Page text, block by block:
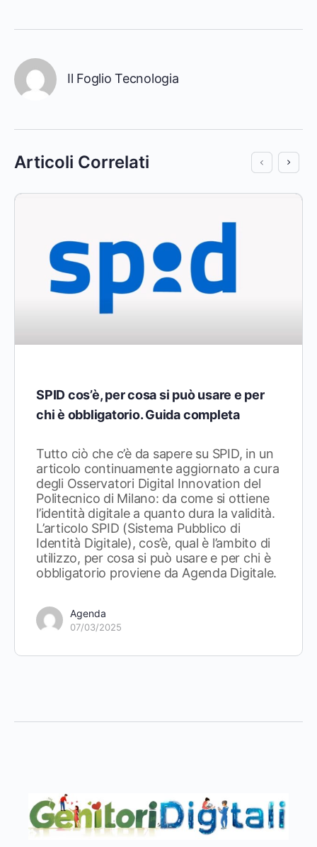
Il Foglio Tecnologia
Articoli Correlati
SPID cos’è, per cosa si può usare e per
chi è obbligatorio. Guida completa
Tutto ciò che c’è da sapere su SPID, in un
articolo continuamente aggiornato a cura
degli Osservatori Digital Innovation del
Politecnico di Milano: da come si ottiene
l’identità digitale a quanto dura la validità.
L’articolo SPID (Sistema Pubblico di
Identità Digitale), cos’è, qual è l’ambito di
utilizzo, per cosa si può usare e per chi è
obbligatorio proviene da Agenda Digitale.
Agenda
07/03/2025